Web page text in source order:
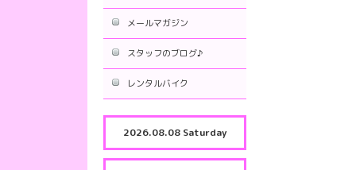
メールマガジン
スタッフのブログ♪
レンタルバイク
2026.08.08 Saturday